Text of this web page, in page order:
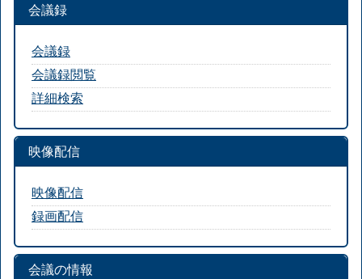
会議録
会議録
会議録閲覧
詳細検索
映像配信
映像配信
録画配信
会議の情報